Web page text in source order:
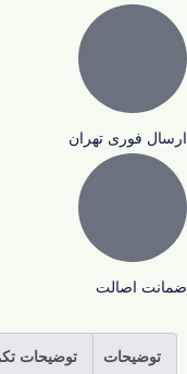
ارسال فوری تهران
ضمانت اصالت
توضیحات توضیحات